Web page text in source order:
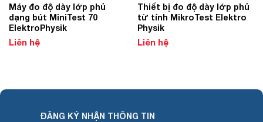
Máy đo độ dày lớp phủ
dạng bút MiniTest 70
ElektroPhysik
Liên hệ
Thiết bị đo độ dày lớp phủ
từ tính MikroTest Elektro
Physik
Liên hệ
ĐĂNG KÝ NHẬN THÔNG TIN